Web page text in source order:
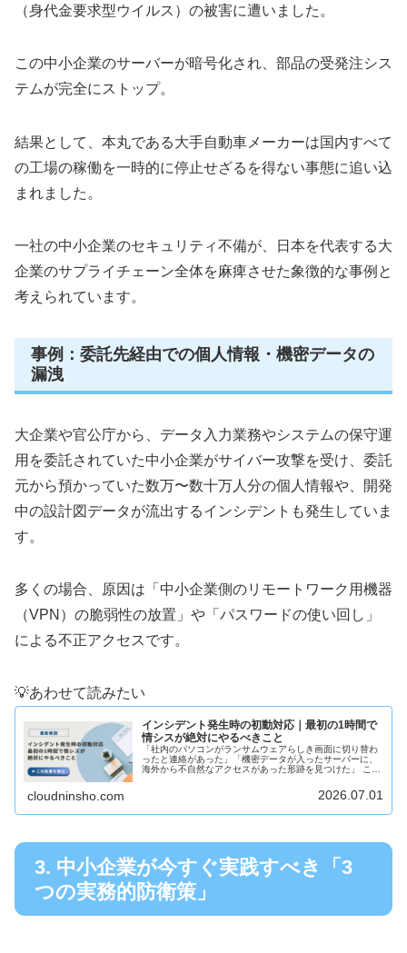
（身代金要求型ウイルス）の被害に遭いました。
この中小企業のサーバーが暗号化され、部品の受発注シス
テムが完全にストップ。
結果として、本丸である大手自動車メーカーは国内すべて
の工場の稼働を一時的に停止せざるを得ない事態に追い込
まれました。
一社の中小企業のセキュリティ不備が、日本を代表する大
企業のサプライチェーン全体を麻痺させた象徴的な事例と
考えられています。
事例：委託先経由での個人情報・機密データの
漏洩
大企業や官公庁から、データ入力業務やシステムの保守運
用を委託されていた中小企業がサイバー攻撃を受け、委託
元から預かっていた数万〜数十万人分の個人情報や、開発
中の設計図データが流出するインシデントも発生していま
す。
多くの場合、原因は「中小企業側のリモートワーク用機器
（VPN）の脆弱性の放置」や「パスワードの使い回し」
による不正アクセスです。
💡あわせて読みたい
インシデント発生時の初動対応｜最初の1時間で
情シスが絶対にやるべきこと
「社内のパソコンがランサムウェアらしき画面に切り替わ
ったと連絡があった」「機密データが入ったサーバーに、
海外から不自然なアクセスがあった形跡を見つけた」 この
cloudninsho.com 2026.07.01
3. 中小企業が今すぐ実践すべき「3
つの実務的防衛策」